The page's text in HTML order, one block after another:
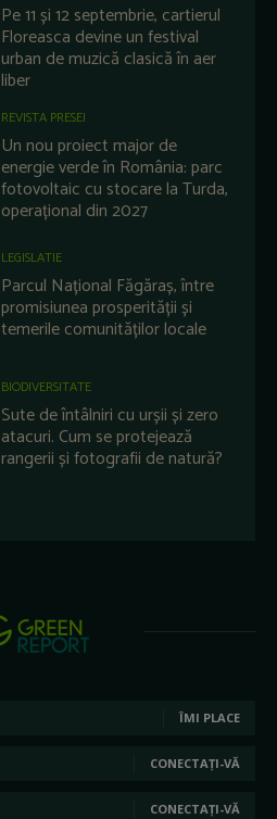
Pe 11 și 12 septembrie, cartierul
Floreasca devine un festival
urban de muzică clasică în aer
liber
REVISTA PRESEI
Un nou proiect major de
energie verde în România: parc
fotovoltaic cu stocare la Turda,
operațional din 2027
LEGISLATIE
Parcul Național Făgăraș, între
promisiunea prosperității și
temerile comunităților locale
BIODIVERSITATE
Sute de întâlniri cu urșii și zero
atacuri. Cum se protejează
rangerii și fotografii de natură?
ÎMI PLACE
CONECTAȚI-VĂ
CONECTAȚI-VĂ